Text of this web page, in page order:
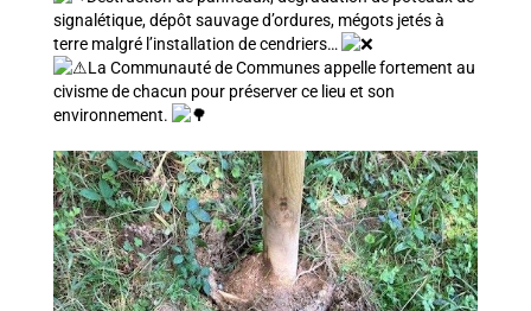
signalétique, dépôt sauvage d’ordures, mégots jetés à
terre malgré l’installation de cendriers…
La Communauté de Communes appelle fortement au
civisme de chacun pour préserver ce lieu et son
environnement.